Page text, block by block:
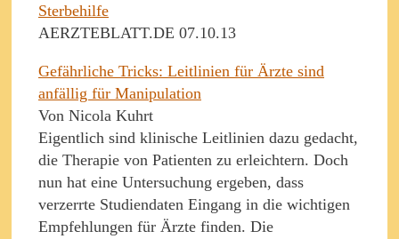
Sterbehilfe
AERZTEBLATT.DE 07.10.13
Gefährliche Tricks: Leitlinien für Ärzte sind
anfällig für Manipulation
Von Nicola Kuhrt
Eigentlich sind klinische Leitlinien dazu gedacht,
die Therapie von Patienten zu erleichtern. Doch
nun hat eine Untersuchung ergeben, dass
verzerrte Studiendaten Eingang in die wichtigen
Empfehlungen für Ärzte finden. Die